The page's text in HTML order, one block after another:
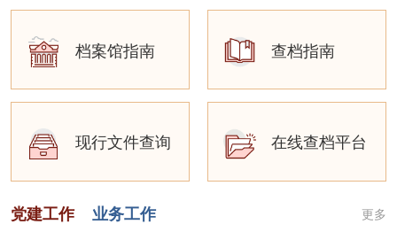
档案馆指南 查档指南
现行文件查询 在线查档平台
党建工作 业务工作 更多